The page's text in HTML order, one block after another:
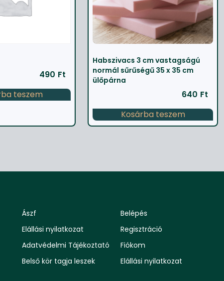
490 Ft
teszem
Habszivacs 3 cm vastagságú
normál sűrűségű 35 x 35 cm
ülőpárna
640 Ft
Kosárba teszem
Ászf
Elállási nyilatkozat
Adatvédelmi Tájékoztató
Belső kör tagja leszek
Belépés
Regisztráció
Fiókom
Elállási nyilatkozat